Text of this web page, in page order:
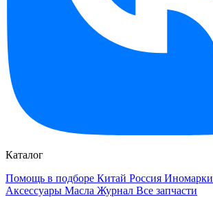
Каталог
Помощь в подборе Китай Россия Иномарки
Аксессуары Масла Журнал Все запчасти